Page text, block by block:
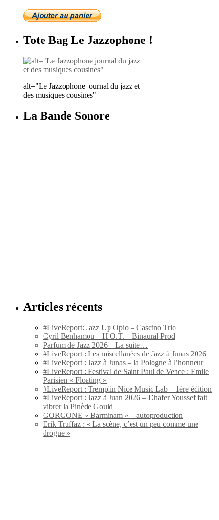
Tote Bag Le Jazzophone !
alt="Le Jazzophone journal du jazz et
des musiques cousines"
La Bande Sonore
Articles récents
#LiveReport: Jazz Up Opio – Cascino Trio
Cyril Benhamou – H.O.T. – Binaural Prod
Parfum de Jazz 2026 – La suite…
#LiveReport : Les miscellanées de Jazz à Junas 2026
#LiveReport : Jazz à Junas – la Pologne à l’honneur
#LiveReport : Festival de Saint Paul de Vence : Emile
Parisien « Floating »
#LiveReport : Tremplin Nice Music Lab – 1ère édition
#LiveReport : Jazz à Juan 2026 – Dhafer Youssef fait
vibrer la Pinède Gould
GORGONE « Barminam » – autoproduction
Erik Truffaz : « La scène, c’est un peu comme une
drogue »